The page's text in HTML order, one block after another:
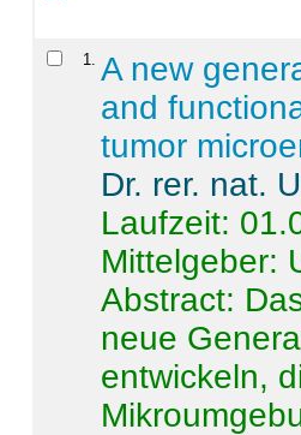
1
A new
and
tumor
Dr. rer. nat.
Laufzeit:
Mittelgeber:
Abstract:
neue
entwickeln,